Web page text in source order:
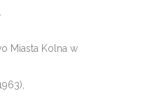
Miasta Kolna w